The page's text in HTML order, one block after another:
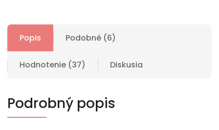
Popis Podobné (6)
Hodnotenie (37) Diskusia
Podrobný popis